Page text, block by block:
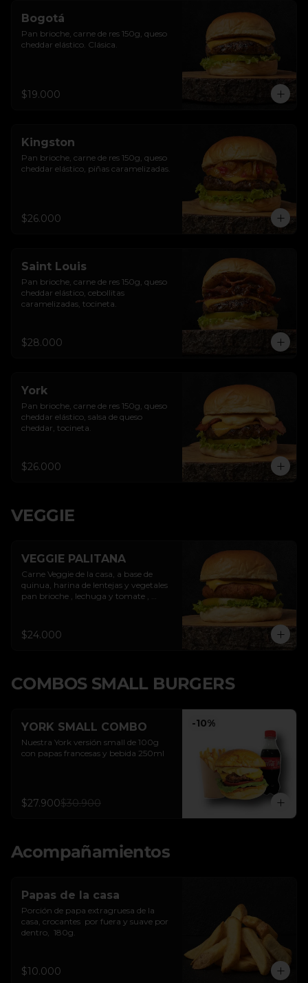
Bogotá
Pan brioche, carne de res 150g, queso
cheddar elástico. Clásica.
$19.000
Kingston
Pan brioche, carne de res 150g, queso
cheddar elástico, piñas caramelizadas.
$26.000
Saint Louis
Pan brioche, carne de res 150g, queso
cheddar elástico, cebollitas
caramelizadas, tocineta.
$28.000
York
Pan brioche, carne de res 150g, queso
cheddar elástico, salsa de queso
cheddar, tocineta.
$26.000
VEGGIE
VEGGIE PALITANA
Carne Veggie de la casa, a base de
quinua, harina de lentejas y vegetales
pan brioche , lechuga y tomate ,
cebollitas caramelizadas- Piñas
artesanales)
$24.000
COMBOS SMALL BURGERS
-10%
YORK SMALL COMBO
Nuestra York versión small de 100g
con papas francesas y bebida 250ml
$27.900$30.900
Acompañamientos
Papas de la casa
Porción de papa extragruesa de la
casa, crocantes  por fuera y suave por
dentro,  180g.
$10.000